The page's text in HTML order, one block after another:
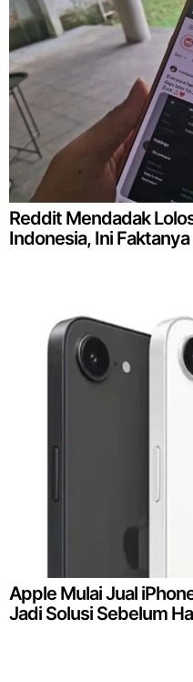
Reddit Mendadak
Indonesia, Ini Faktanya
Apple Mulai Jual
Jadi Solusi Sebelum